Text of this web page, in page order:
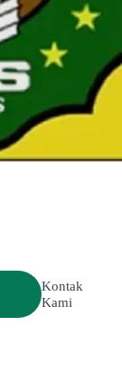
Kontak
Kami